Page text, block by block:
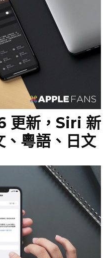
更新，Siri 新
、粵語、日文